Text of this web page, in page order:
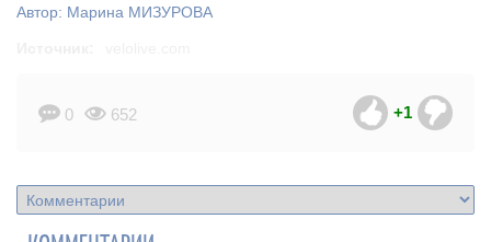
Автор: Марина МИЗУРОВА
0 652 +1